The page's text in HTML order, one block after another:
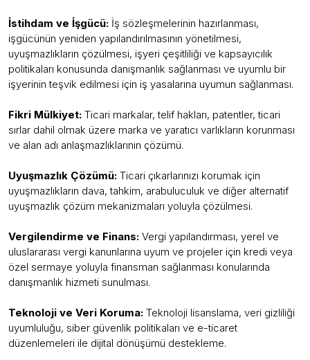
İstihdam ve İşgücü: İş sözleşmelerinin hazırlanması,
işgücünün yeniden yapılandırılmasının yönetilmesi,
uyuşmazlıkların çözülmesi, işyeri çeşitliliği ve kapsayıcılık
politikaları konusunda danışmanlık sağlanması ve uyumlu bir
işyerinin teşvik edilmesi için iş yasalarına uyumun sağlanması.
Fikri Mülkiyet: Ticari markalar, telif hakları, patentler, ticari
sırlar dahil olmak üzere marka ve yaratıcı varlıkların korunması
ve alan adı anlaşmazlıklarının çözümü.
Uyuşmazlık Çözümü: Ticari çıkarlarınızı korumak için
uyuşmazlıkların dava, tahkim, arabuluculuk ve diğer alternatif
uyuşmazlık çözüm mekanizmaları yoluyla çözülmesi.
Vergilendirme ve Finans: Vergi yapılandırması, yerel ve
uluslararası vergi kanunlarına uyum ve projeler için kredi veya
özel sermaye yoluyla finansman sağlanması konularında
danışmanlık hizmeti sunulması.
Teknoloji ve Veri Koruma: Teknoloji lisanslama, veri gizliliği
uyumluluğu, siber güvenlik politikaları ve e-ticaret
düzenlemeleri ile dijital dönüşümü destekleme.